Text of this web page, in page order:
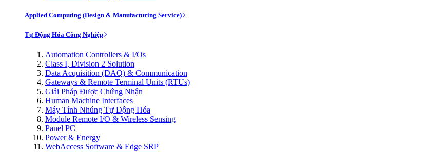
Applied Computing (Design & Manufacturing Service)
Tự Động Hóa Công Nghiệp
Automation Controllers & I/Os
Class I, Division 2 Solution
Data Acquisition (DAQ) & Communication
Gateways & Remote Terminal Units (RTUs)
Giải Pháp Được Chứng Nhận
Human Machine Interfaces
Máy Tính Nhúng Tự Động Hóa
Module Remote I/O & Wireless Sensing
Panel PC
Power & Energy
WebAccess Software & Edge SRP